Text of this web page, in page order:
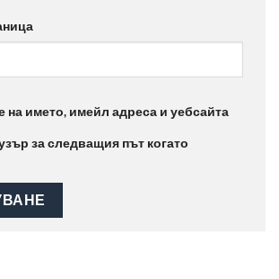
на името, имейл адреса и уебсайта
за следващия път когато